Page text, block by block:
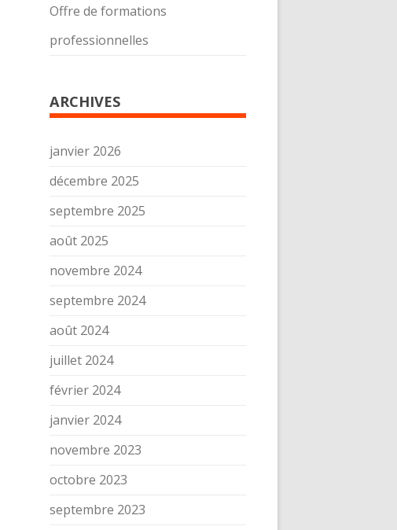
Offre de formations
professionnelles
ARCHIVES
janvier 2026
décembre 2025
septembre 2025
août 2025
novembre 2024
septembre 2024
août 2024
juillet 2024
février 2024
janvier 2024
novembre 2023
octobre 2023
septembre 2023